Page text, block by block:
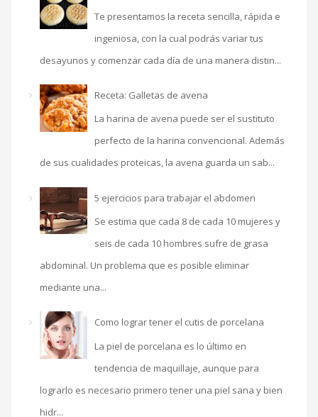
Te presentamos la receta sencilla, rápida e
ingeniosa, con la cual podrás variar tus
desayunos y comenzar cada día de una manera distin...
Receta: Galletas de avena
La harina de avena puede ser el sustituto
perfecto de la harina convencional. Además
de sus cualidades proteicas, la avena guarda un sab...
5 ejercicios para trabajar el abdomen
Se estima que cada 8 de cada 10 mujeres y
seis de cada 10 hombres sufre de grasa
abdominal. Un problema que es posible eliminar
mediante una...
Como lograr tener el cutis de porcelana
La piel de porcelana es lo último en
tendencia de maquillaje, aunque para
lograrlo es necesario primero tener una piel sana y bien
hidr...